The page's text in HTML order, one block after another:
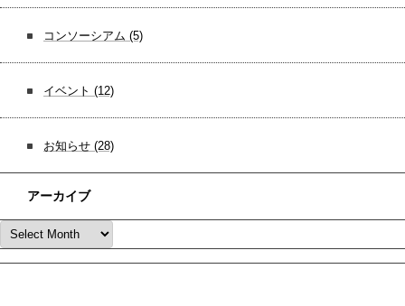
コンソーシアム (5)
イベント (12)
お知らせ (28)
アーカイブ